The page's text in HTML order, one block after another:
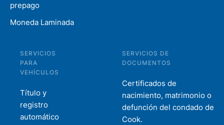
prepago
Moneda Laminada
SERVICIOS
PARA
VEHÍCULOS
Título y
registro
automático
SERVICIOS DE
DOCUMENTOS
Certificados de
nacimiento, matrimonio o
defunción del condado de
Cook.